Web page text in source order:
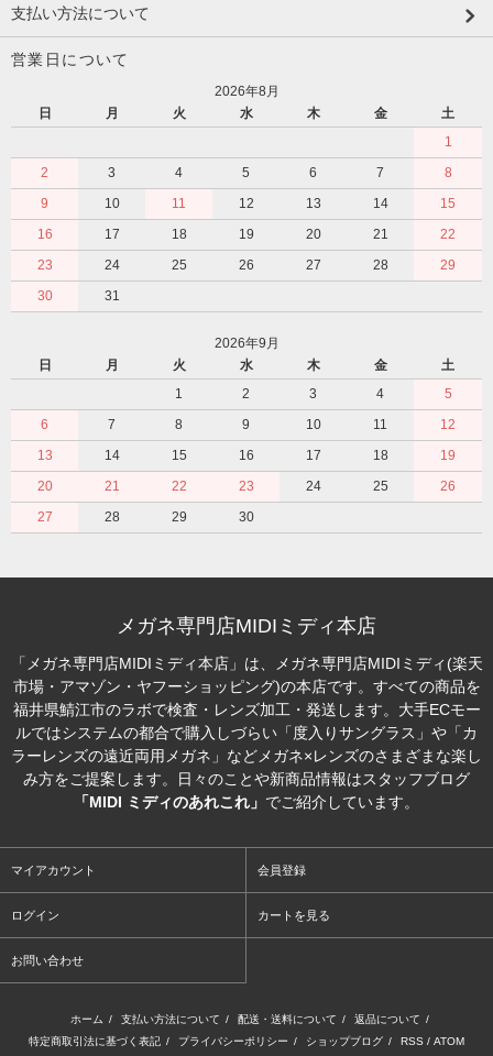
支払い方法について
営業日について
2026年8月
日
月 火 水 木 金
土
1
2
3 4 5 6 7
8
9
10 11 12 13 14
15
16
17 18 19 20 21
22
23
24 25 26 27 28
29
30
31
2026年9月
日
月 火 水 木 金
土
1
2 3 4
5
6
7 8 9 10 11
12
13
14 15 16 17 18
19
20
21 22 23 24 25
26
27
28 29 30
メガネ専門店MIDIミディ本店
「メガネ専門店MIDIミディ本店」は、メガネ専門店MIDIミディ(楽天
市場・アマゾン・ヤフーショッピング)の本店です。すべての商品を
福井県鯖江市のラボで検査・レンズ加工・発送します。大手ECモー
ルではシステムの都合で購入しづらい「度入りサングラス」や「カ
ラーレンズの遠近両用メガネ」などメガネ×レンズのさまざまな楽し
み方をご提案します。日々のことや新商品情報はスタッフブログ
「MIDI ミディのあれこれ」 でご紹介しています。
マイアカウント 会員登録
ログイン カートを見る
お問い合わせ
ホーム / 支払い方法について / 配送・送料について / 返品について /
特定商取引法に基づく表記 / プライバシーポリシー / ショップブログ / RSS / ATOM